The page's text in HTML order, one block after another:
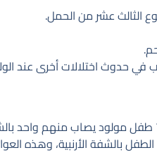
الثالث عشر من الحمل.
حدوث اختلالات أخرى عند
هناك بعض الأبحاث والدراسات الطبية التي أجريت على الشفة الأرنبية والتي
الطفل بالشفة الأرنبية، وهذه